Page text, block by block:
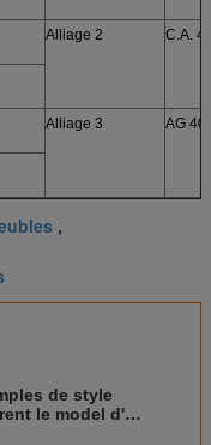
Alliage 2 C.A.
Alliage 3 AG
,
de style
le model d'or